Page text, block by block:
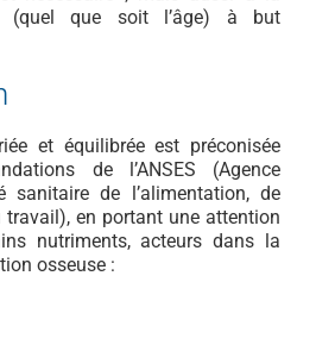
(quel que soit l’âge) à but
et équilibrée est préconisée
de l’ANSES (Agence
sanitaire de l’alimentation, de
travail), en portant une attention
nutriments, acteurs dans la
osseuse :